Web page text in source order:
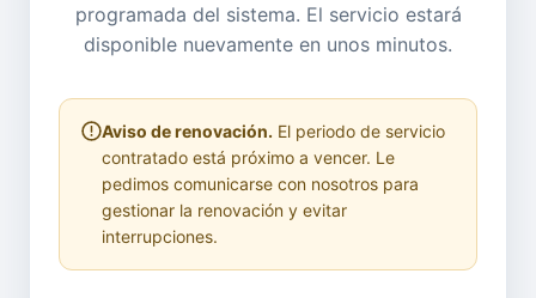
programada del sistema. El servicio estará
disponible nuevamente en unos minutos.
Aviso de renovación. El periodo de servicio
contratado está próximo a vencer. Le
pedimos comunicarse con nosotros para
gestionar la renovación y evitar
interrupciones.